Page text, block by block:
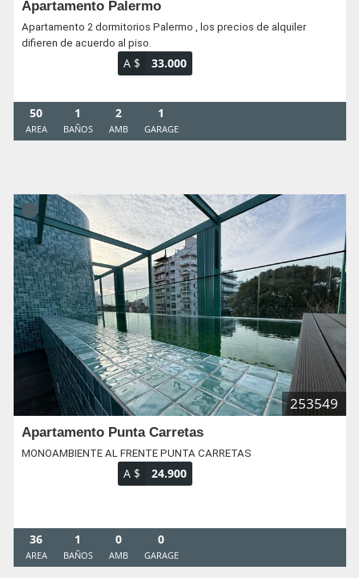
Apartamento Palermo
Apartamento 2 dormitorios Palermo , los precios de alquiler
difieren de acuerdo al piso.
A $ 33.000
50
AREA
1
BAÑOS
2
AMB
1
GARAGE
253549
Apartamento Punta Carretas
MONOAMBIENTE AL FRENTE PUNTA CARRETAS
A $ 24.900
36
AREA
1
BAÑOS
0
AMB
0
GARAGE